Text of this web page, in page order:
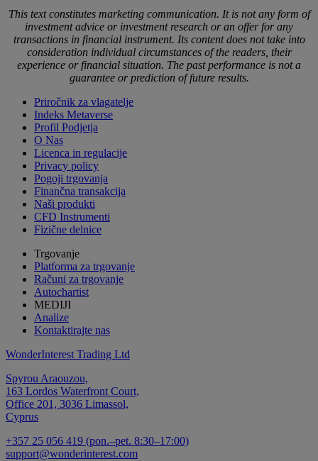
This text constitutes marketing communication. It is not any form of
investment advice or investment research or an offer for any
transactions in financial instrument. Its content does not take into
consideration individual circumstances of the readers, their
experience or financial situation. The past performance is not a
guarantee or prediction of future results.
Priročnik za vlagatelje
Indeks Metaverse
Profil Podjetja
O Nas
Licenca in regulacije
Privacy policy
Pogoji trgovanja
Finančna transakcija
Naši produkti
CFD Instrumenti
Fizične delnice
Trgovanje
Platforma za trgovanje
Računi za trgovanje
Autochartist
MEDIJI
Analize
Kontaktirajte nas
WonderInterest Trading Ltd
Spyrou Araouzou,
163 Lordos Waterfront Court,
Office 201, 3036 Limassol,
Cyprus
+357 25 056 419 (pon.–pet. 8:30–17:00)
support@wonderinterest.com